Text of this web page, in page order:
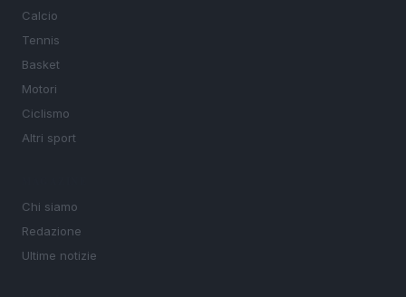
Calcio
Tennis
Basket
Motori
Ciclismo
Altri sport
Chi siamo
Redazione
Ultime notizie